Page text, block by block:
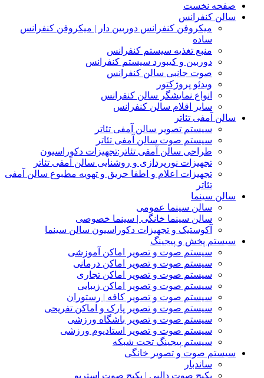
صفحه نخست
سالن کنفرانس
میکروفن کنفرانس دوربین دار | میکروفن کنفرانس
ساده
منبع تغذیه سیستم کنفرانس
دوربین و کیبورد سیستم کنفرانس
صوت جانبی سالن کنفرانس
ویدئو پروژکتور
انواع نمایشگر سالن کنفرانس
سایر اقلام سالن کنفرانس
سالن آمفی تئاتر
سیستم تصویر سالن آمفی تئاتر
سیستم صوت سالن آمفی تئاتر
طراحی سالن آمفی تئاتر:تجهیزات دکوراسیون
تجهیزات نورپردازی و روشنایی سالن آمفی تئاتر
تجهیزات اعلام و اطفا حریق و تهویه مطبوع سالن آمفی
تئاتر
سالن سینما
سالن سینما عمومی
سالن سینما خانگی | سینما خصوصی
آکوستیک و تجهیزات دکوراسیون سالن سینما
سیستم پخش و پیجینگ
سیستم صوت و تصویر اماکن آموزشی
سیستم صوت و تصویر اماکن درمانی
سیستم صوت و تصویر اماکن تجاری
سیستم صوت و تصویر اماکن زیبایی
سیستم صوت و تصویر کافه | رستوران
سیستم صوت و تصویر پارک و اماکن تفریحی
سیستم صوت و تصویر باشگاه ورزشی
سیستم صوت و تصویر استادیوم ورزشی
سیستم پیجینگ تحت شبکه
سیستم صوت و تصویر خانگی
ساندبار
پکیج صوت دالبی | پکیج صوت استریو